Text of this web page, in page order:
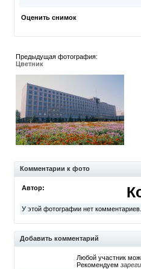
Оценить снимок
Предыдущая фотография:
Цветник
Комментарии к фото
Автор:
У этой фотографии нет комментариев.
Добавить комментарий
Любой участник
Рекомендуем